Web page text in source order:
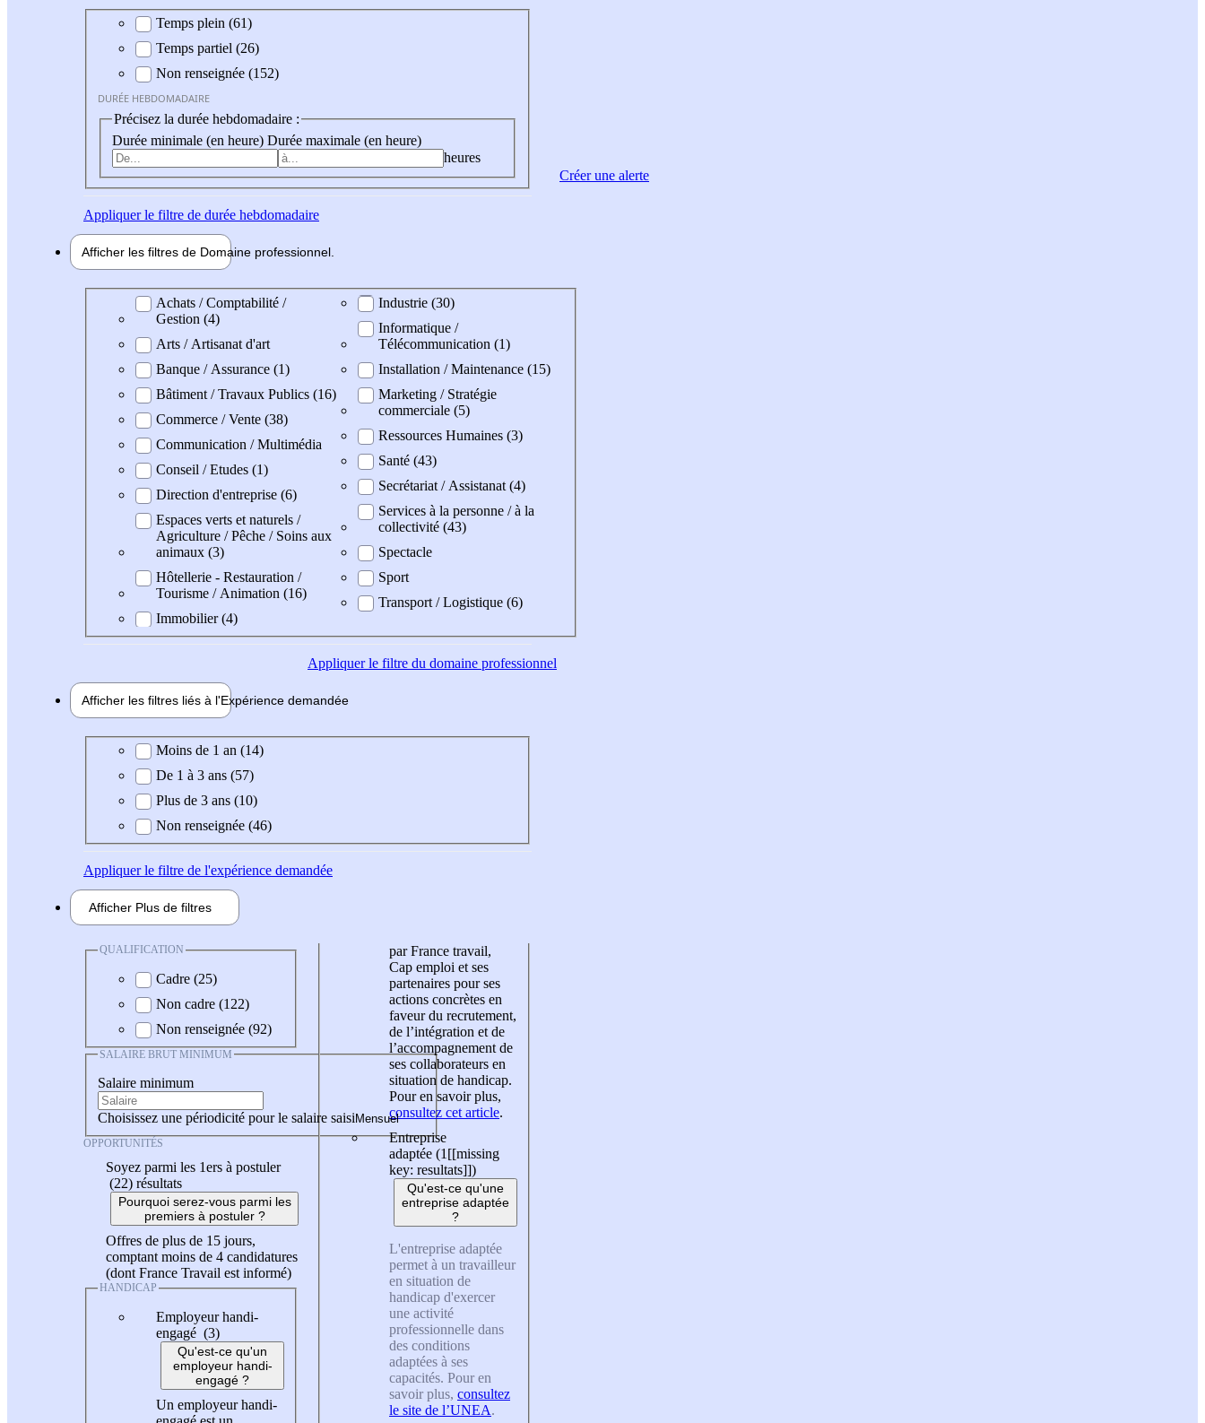
Durée hebdomadaire
Temps plein (61)
Temps partiel (26)
Non renseignée (152)
DURÉE HEBDOMADAIRE
Précisez la durée hebdomadaire :
Durée minimale (en heure) Durée maximale (en heure)
heures
Appliquerle filtre de durée hebdomadaire
Afficher les filtres de Domaine professionnel
Domaine professionel
Achats / Comptabilité /
Gestion (4)
Arts / Artisanat d'art
Banque / Assurance (1)
Bâtiment / Travaux Publics (16)
Commerce / Vente (38)
Communication / Multimédia
Conseil / Etudes (1)
Direction d'entreprise (6)
Espaces verts et naturels /
Agriculture / Pêche / Soins aux
animaux (3)
Hôtellerie - Restauration /
Tourisme / Animation (16)
Immobilier (4)
Industrie (30)
Informatique /
Télécommunication (1)
Installation / Maintenance (15)
Marketing / Stratégie
commerciale (5)
Ressources Humaines (3)
Santé (43)
Secrétariat / Assistanat (4)
Services à la personne / à la
collectivité (43)
Spectacle
Sport
Transport / Logistique (6)
Appliquerle filtre du domaine professionnel
Afficher les filtres liés à l'Expérience demandée
Expérience demandée
Moins de 1 an (14)
De 1 à 3 ans (57)
Plus de 3 ans (10)
Non renseignée (46)
Appliquerle filtre de l'expérience demandée
Afficher Plus de filtres
QUALIFICATION
Cadre (25)
Non cadre (122)
Non renseignée (92)
SALAIRE BRUT MINIMUM
Salaire minimum
Choisissez une périodicité pour le salaire saisi
OPPORTUNITÉS
Soyez parmi les 1ers à postuler
(22) résultats
Pourquoi serez-vous parmi les
premiers à postuler ?
Offres de plus de 15 jours,
comptant moins de 4 candidatures
(dont France Travail est informé)
HANDICAP
Employeur handi-
engagé (3)
Qu'est-ce qu'un
employeur handi-
engagé ?
Un employeur handi-
par France travail,
Cap emploi et ses
partenaires pour ses
actions concrètes en
faveur du recrutement,
de l’intégration et de
l’accompagnement de
ses collaborateurs en
situation de handicap.
Pour en savoir plus,
consultez cet article.
Entreprise
adaptée (1 [[missing
key: resultats]])
Qu'est-ce qu'une
entreprise adaptée
?
L'entreprise adaptée
permet à un travailleur
en situation de
handicap d'exercer
une activité
professionnelle dans
des conditions
adaptées à ses
capacités. Pour en
savoir plus, consultez
le site de l’UNEA.
Créer une alerte